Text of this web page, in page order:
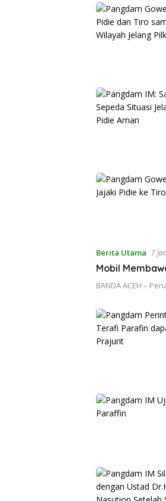
Berita Utama 7
Mobil
BANDA ACEH –